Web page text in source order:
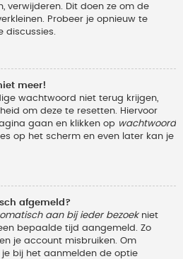
verwijderen. Dit doen ze om de
Probeer je opnieuw te
discussies.
meer!
wachtwoord niet terug krijgen,
om deze te resetten. Hiervoor
gaan en klikken op wachtwoord
op het scherm en even later kan je
afgemeld?
aan bij ieder bezoekniet
bepaalde tijd aangemeld. Zo
je account misbruiken. Om
bij het aanmelden de optie